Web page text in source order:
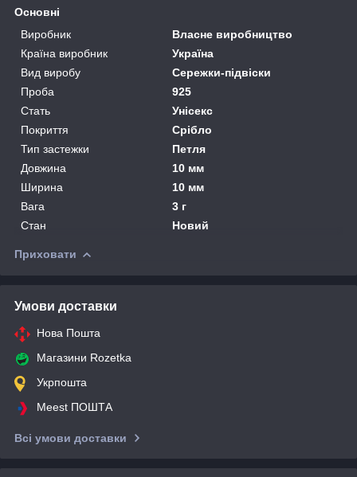
Основні
Виробник
Власне виробництво
Країна виробник
Україна
Вид виробу
Сережки-підвіски
Проба
925
Стать
Унісекс
Покриття
Срібло
Тип застежки
Петля
Довжина
10 мм
Ширина
10 мм
Вага
3 г
Стан
Новий
Приховати
Умови доставки
Нова Пошта
Магазини Rozetka
Укрпошта
Meest ПОШТА
Всі умови доставки